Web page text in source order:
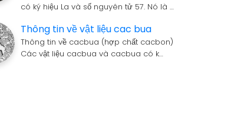
có ký hiệu La và số nguyên tử 57. Nó là …
Thông tin về vật liệu cac bua
Thông tin về cacbua (hợp chất cacbon)
Các vật liệu cacbua và cacbua có k…